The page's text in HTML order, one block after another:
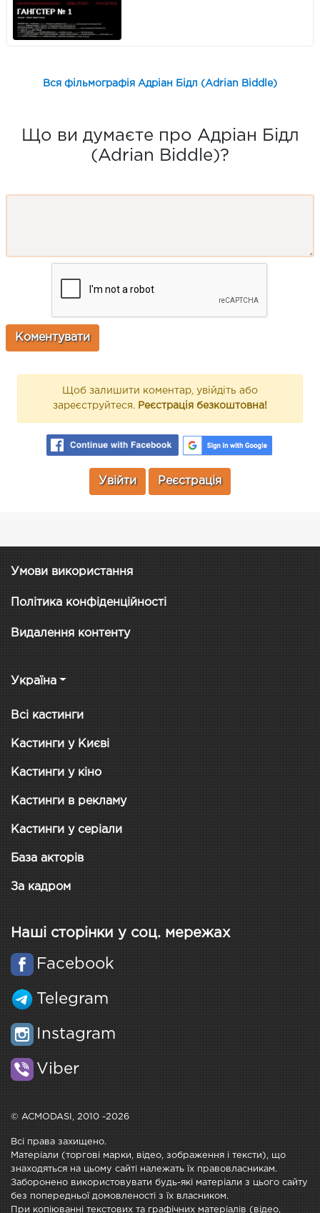
Вся фільмографія Адріан Бідл (Adrian Biddle)
Що ви думаєте про Адріан Бідл
(Adrian Biddle)?
Щоб залишити коментар, увійдіть або
зареєструйтеся. Реєстрація безкоштовна!
Увійти Реєстрація
Умови використання
Політика конфіденційності
Видалення контенту
Україна
Всі кастинги
Кастинги у Києві
Кастинги у кіно
Кастинги в рекламу
Кастинги у серіали
База акторів
За кадром
Наші сторінки у соц. мережах
Facebook
Telegram
Instagram
Viber
© ACMODASI, 2010 -2026
Всі права захищено.
Матеріали (торгові марки, відео, зображення і тексти), що
знаходяться на цьому сайті належать їх правовласникам.
Заборонено використовувати будь-які матеріали з цього сайту
без попередньої домовленості з їх власником.
При копіюванні текстових та графічних матеріалів (відео,